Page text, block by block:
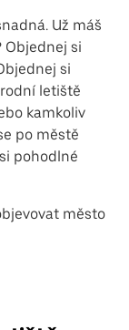
Už máš
Objednej si
si
letiště
kamkoliv
po městě
pohodlné
město